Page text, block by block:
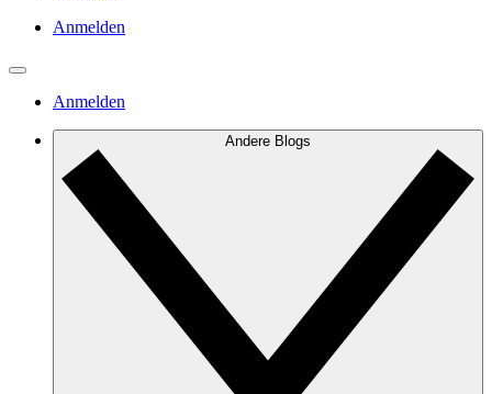
Anmelden
Anmelden
Andere Blogs